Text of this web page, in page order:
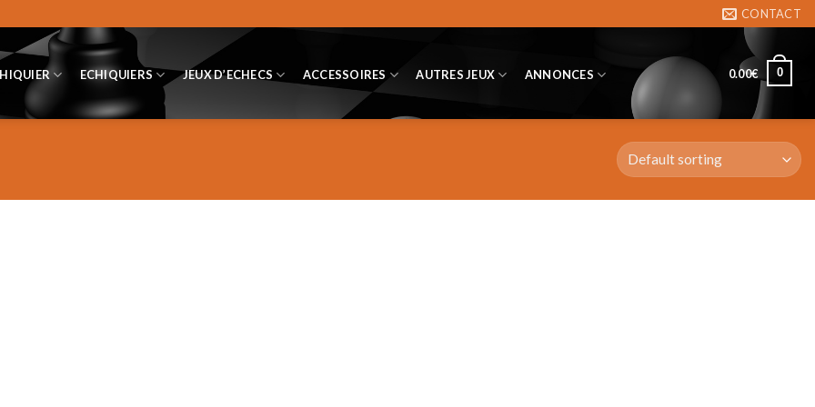
CONTACT
ECHIQUIERS JEUX D’ECHECS ACCESSOIRES AUTRES JEUX ANNONCES 0.00€ 0